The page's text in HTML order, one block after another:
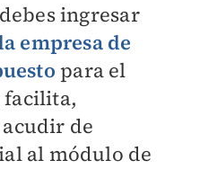
ingresar
empresa de
para el
facilita,
de
al módulo de